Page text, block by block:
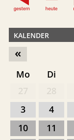
KALENDER
«
Mo Di
3
4
10
11